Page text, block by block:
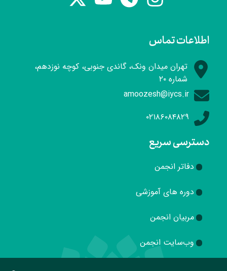
اطلاعات تماس
تهران میدان ونک، گاندی جنوبی، کوچه نوزدهم،
شماره ۲۰
amoozesh@iycs.ir
۰۲۱۸۶۰۸۴۸۲۹
دسترسی سریع
دفاتر انجمن
دوره های آموزشی
مربیان انجمن
وب‌سایت انجمن